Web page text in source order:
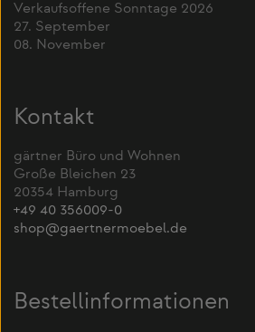
Verkaufsoffene Sonntage 2026
27. September
08. November
Kontakt
gärtner Büro und Wohnen
Große Bleichen 23
20354 Hamburg
+49 40 356009-0
shop@gaertnermoebel.de
Bestellinformationen